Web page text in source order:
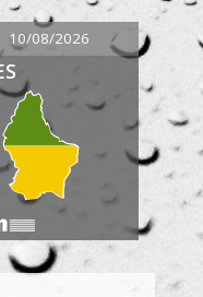
10/08/2026